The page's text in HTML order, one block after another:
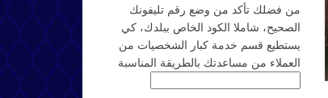
من فضلك تأكد من وضع رقم تليفونك
الصحيح، شاملا الكود الخاص ببلدك، كي
يستطيع قسم خدمة كبار الشخصيات من
العملاء من مساعدتك بالطريقة المناسبة